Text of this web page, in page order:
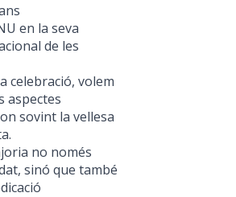
en la seva
de les
celebració, volem
aspectes
sovint la vellesa
no només
sinó que també